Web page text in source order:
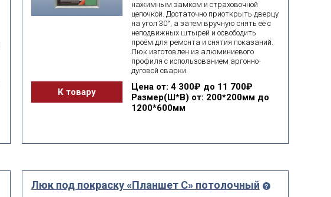
нажимным замком и страховочной
цепочкой. Достаточно приоткрыть дверцу
на угол 30°, а затем вручную снять её с
неподвижных штырей и освободить
проём для ремонта и снятия показаний.
Люк изготовлен из алюминиевого
профиля с использованием аргонно-
дуговой сварки.
К товару Ценаот: 4 300₽ до 11 700₽
Размер(Ш*В) от: 200*200мм до
1200*600мм
Люк под покраску «Планшет С» потолочный